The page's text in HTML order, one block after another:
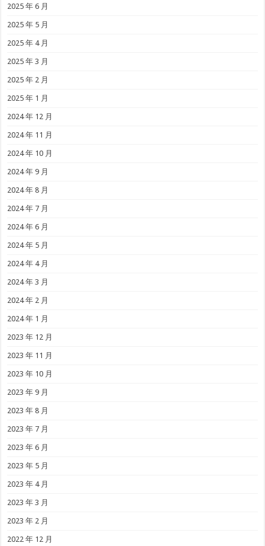
2025 年 6 月
2025 年 5 月
2025 年 4 月
2025 年 3 月
2025 年 2 月
2025 年 1 月
2024 年 12 月
2024 年 11 月
2024 年 10 月
2024 年 9 月
2024 年 8 月
2024 年 7 月
2024 年 6 月
2024 年 5 月
2024 年 4 月
2024 年 3 月
2024 年 2 月
2024 年 1 月
2023 年 12 月
2023 年 11 月
2023 年 10 月
2023 年 9 月
2023 年 8 月
2023 年 7 月
2023 年 6 月
2023 年 5 月
2023 年 4 月
2023 年 3 月
2023 年 2 月
2022 年 12 月